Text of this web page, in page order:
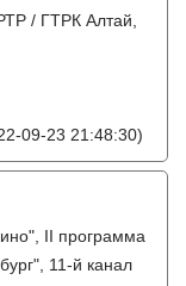
/ ГТРК Алтай,
09-23 21:48:30)
II программа
11-й канал